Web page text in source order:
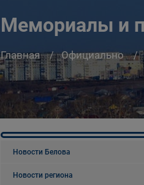
Мемориалы и
Главная Официально
Новости Белова
Новости региона